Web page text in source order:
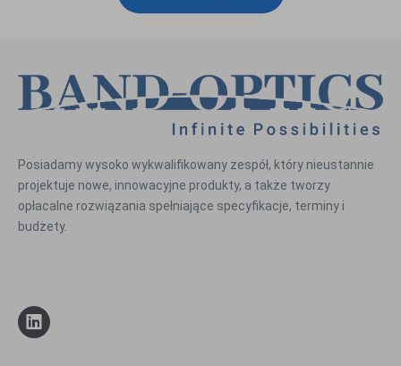
Posiadamy wysoko wykwalifikowany zespół, który nieustannie
projektuje nowe, innowacyjne produkty, a także tworzy
opłacalne rozwiązania spełniające specyfikacje, terminy i
budżety.